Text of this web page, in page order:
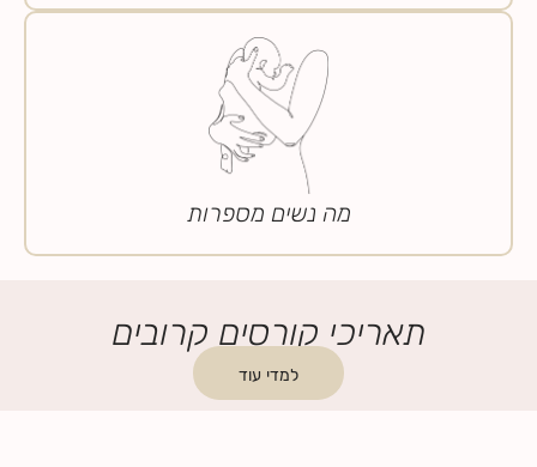
מה נשים מספרות
תאריכי קורסים קרובים
למדי עוד